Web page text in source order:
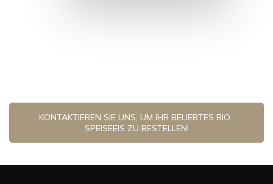
KONTAKTIEREN SIE UNS, UM IHR BELIEBTES BIO-
SPEISEEIS ZU BESTELLEN!